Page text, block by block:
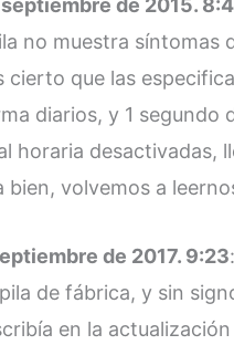
de 2015.
no muestra síntomas
cierto que las
diarios, y 1 segundo
horaria desactivadas,
bien, volvemos a
de 2017. 9:23:
de fábrica, y sin
en la